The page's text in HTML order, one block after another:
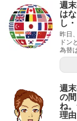
週
は
し・
昨日
ドン
為替
週
の
ね
理